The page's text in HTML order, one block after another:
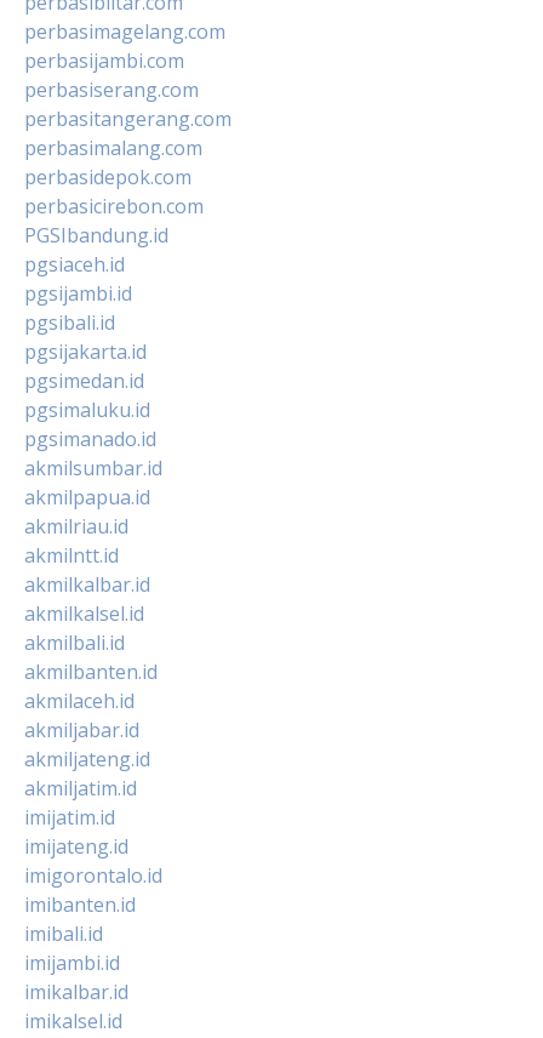
perbasimagelang.com
perbasijambi.com
perbasiserang.com
perbasitangerang.com
perbasimalang.com
perbasidepok.com
perbasicirebon.com
PGSIbandung.id
pgsiaceh.id
pgsijambi.id
pgsibali.id
pgsijakarta.id
pgsimedan.id
pgsimaluku.id
pgsimanado.id
akmilsumbar.id
akmilpapua.id
akmilriau.id
akmilntt.id
akmilkalbar.id
akmilkalsel.id
akmilbali.id
akmilbanten.id
akmilaceh.id
akmiljabar.id
akmiljateng.id
akmiljatim.id
imijatim.id
imijateng.id
imigorontalo.id
imibanten.id
imibali.id
imijambi.id
imikalbar.id
imikalsel.id